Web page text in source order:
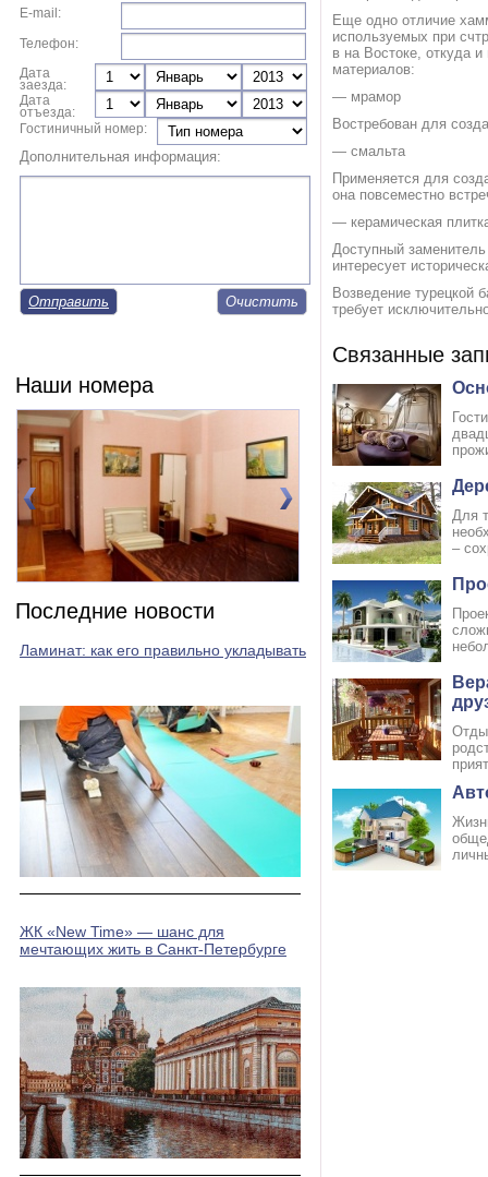
E-mail:
Телефон:
Дата
заезда:
Дата
отъезда:
Гостиничный номер:
Дополнительная информация:
Отправить
Наши номера
Последние новости
Ламинат: как его правильно укладывать
ЖК «New Time» — шанс для
мечтающих жить в Санкт-Петербурге
Еще одно отличие
используемых при
в на Востоке, откуда
материалов:
— мрамор
Востребован для
— смальта
Применяется для
она повсеместно
— керамическая
Доступный
интересует
Возведение турецкой
требует
Связанные
Для
–